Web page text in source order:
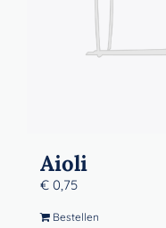
Aioli
€ 0,75
Bestellen